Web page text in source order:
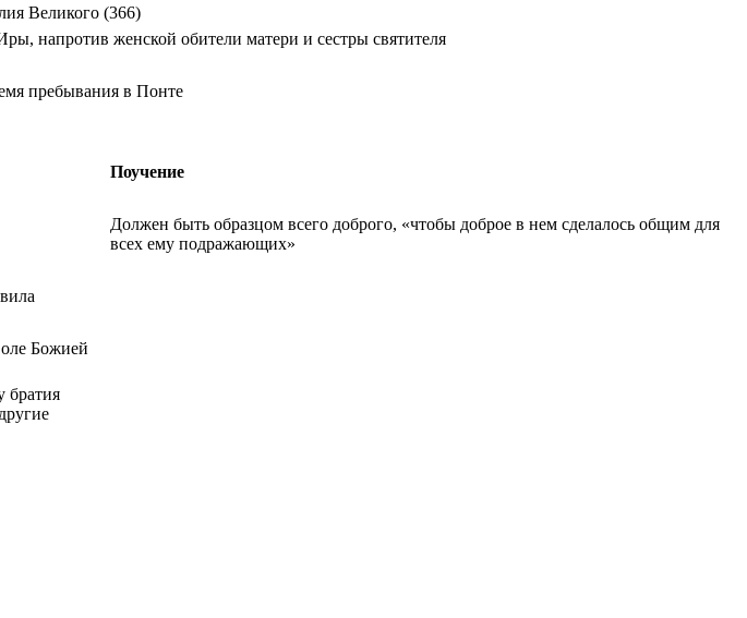
Великого (366)
напротив женской обители матери и сестры святителя
пребывания в Понте
Поучение
Должен быть образцом всего доброго, «чтобы доброе в нем сделалось общим для
всех ему подражающих»
Божией
братия